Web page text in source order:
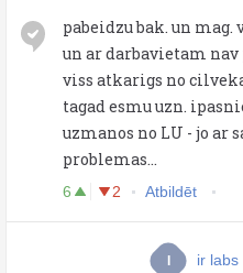
pabeidzu bak. un mag.
un ar darbavietam
viss atkarigs no
tagad esmu uzn.
uzmanos no LU - jo ar
problemas...
6 2 Atbildēt
I ir labs